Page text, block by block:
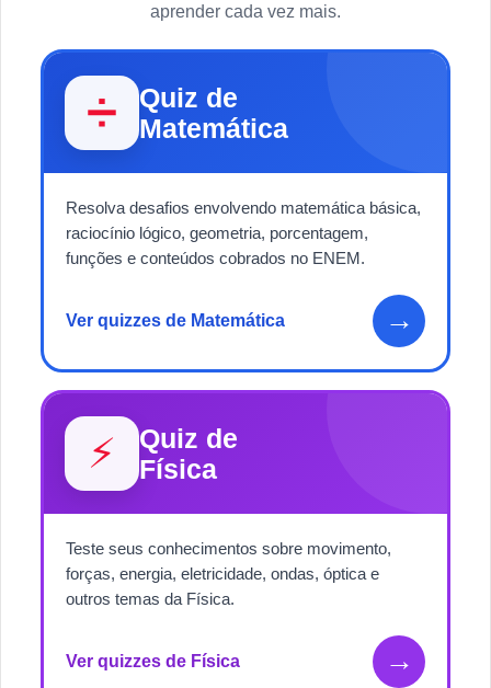
aprender cada vez mais.
➗
Quiz de
Matemática
Resolva desafios envolvendo matemática básica,
raciocínio lógico, geometria, porcentagem,
funções e conteúdos cobrados no ENEM.
Ver quizzes de Matemática →
⚡
Quiz de
Física
Teste seus conhecimentos sobre movimento,
forças, energia, eletricidade, ondas, óptica e
outros temas da Física.
Ver quizzes de Física →